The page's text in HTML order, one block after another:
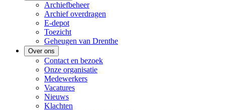
Archiefbeheer
Archief overdragen
E-depot
Toezicht
Geheugen van Drenthe
Over ons
Contact en bezoek
Onze organisatie
Medewerkers
Vacatures
Nieuws
Klachten